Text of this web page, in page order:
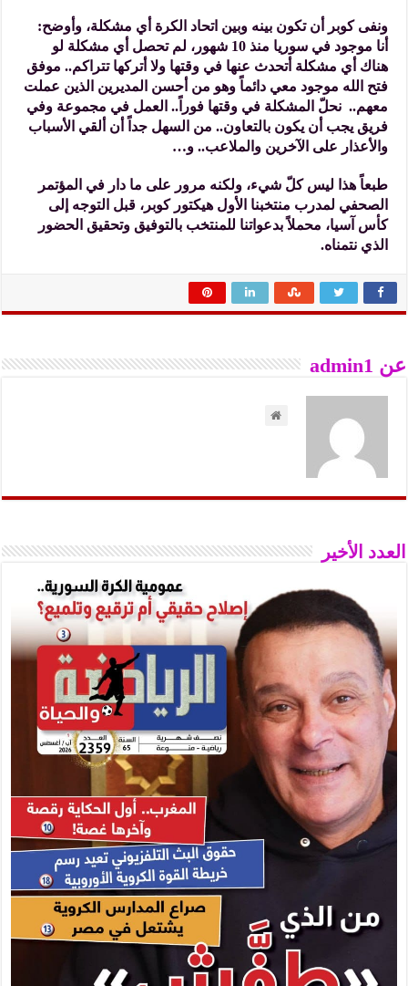
ونفى كوبر أن تكون بينه وبين اتحاد الكرة أي مشكلة، وأوضح:
أنا موجود في سوريا منذ 10 شهور، لم تحصل أي مشكلة لو
هناك أي مشكلة أتحدث عنها في وقتها ولا أتركها تتراكم.. موفق
فتح الله موجود معي دائماً وهو من أحسن المديرين الذين عملت
معهم.. نحلّ المشكلة في وقتها فوراً.. العمل في مجموعة وفي
فريق يجب أن يكون بالتعاون.. من السهل جداً أن ألقي الأسباب
والأعذار على الآخرين والملاعب.. و…
طبعاً هذا ليس كلّ شيء، ولكنه مرور على ما دار في المؤتمر
الصحفي لمدرب منتخبنا الأول هيكتور كوبر، قبل التوجه إلى
كأس آسيا، محملاً بدعواتنا للمنتخب بالتوفيق وتحقيق الحضور
الذي نتمناه.
عن admin1
العدد الأخير